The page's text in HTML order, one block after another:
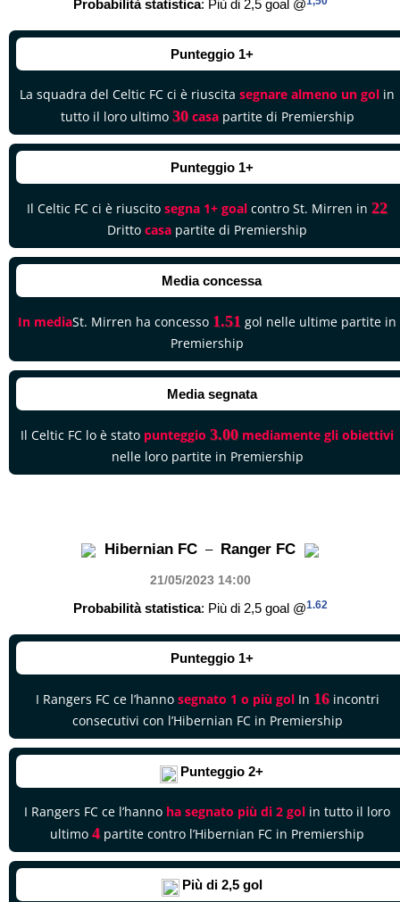
Probabilità statistica: Più di 2,5 goal @
Punteggio 1+
La squadra del Celtic FC ci è riuscita segnare almeno un gol in
tutto il loro ultimo 30 casapartite di Premiership
Punteggio 1+
Il Celtic FC ci è riuscito segna 1+ goal contro St. Mirren in 22
Dritto casa partite di Premiership
Media concessa
In mediaSt. Mirren ha concesso 1.51 gol nelle ultime partite in
Premiership
Media segnata
Il Celtic FC lo è stato punteggio 3.00 mediamente gli obiettivi
nelle loro partite in Premiership
Hibernian FC – Ranger FC
21/05/2023 14:00
Probabilità statistica: Più di 2,5 goal @1.62
Punteggio 1+
I Rangers FC ce l’hanno segnato 1 o più golIn 16incontri
consecutivi con l’Hibernian FC in Premiership
Punteggio 2+
I Rangers FC ce l’hanno ha segnato più di 2 gol in tutto il loro
ultimo 4partite contro l’Hibernian FC in Premiership
Più di 2,5 gol